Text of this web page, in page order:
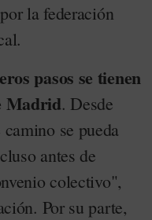
la federación
pasos se tienen
Madrid. Desde
se pueda
antes de
colectivo",
Por su parte,